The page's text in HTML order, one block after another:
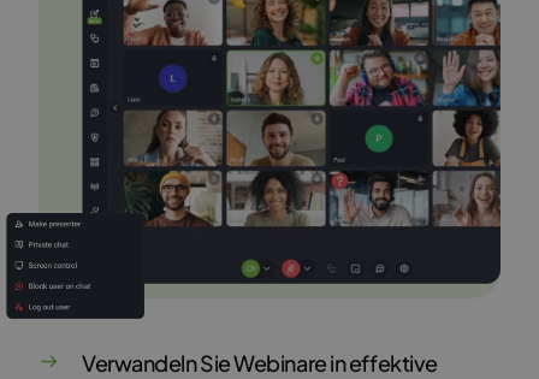
Verwandeln Sie Webinare in effektive